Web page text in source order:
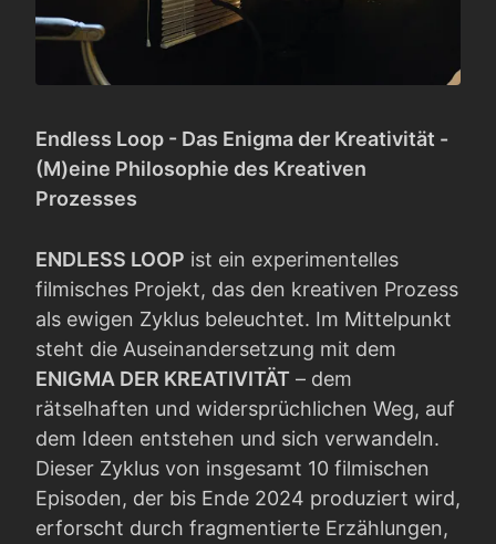
Endless Loop - Das Enigma der Kreativität -
(M)eine Philosophie des Kreativen
Prozesses
ENDLESS LOOP ist ein experimentelles
filmisches Projekt, das den kreativen Prozess
als ewigen Zyklus beleuchtet. Im Mittelpunkt
steht die Auseinandersetzung mit dem
ENIGMA DER KREATIVITÄT – dem
rätselhaften und widersprüchlichen Weg, auf
dem Ideen entstehen und sich verwandeln.
Dieser Zyklus von insgesamt 10 filmischen
Episoden, der bis Ende 2024 produziert wird,
erforscht durch fragmentierte Erzählungen,